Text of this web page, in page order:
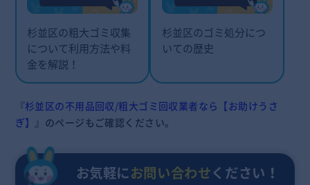
杉並区の粗大ゴミ収集
について利用方法や料
金を解説！
杉並区のゴミ処分につ
いての歴史
『杉並区の不用品回収/粗大ゴミ回収業者なら【お助けうさ
ぎ】 』のページもご確認ください。
お気軽にお問い合わせください！